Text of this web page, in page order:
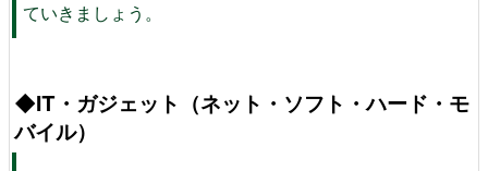
ていきましょう。
◆IT・ガジェット（ネット・ソフト・ハード・モ
バイル）